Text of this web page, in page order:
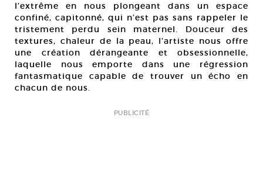
l’extrême en nous plongeant dans un espace
confiné, capitonné, qui n’est pas sans rappeler le
tristement perdu sein maternel. Douceur des
textures, chaleur de la peau, l’artiste nous offre
une création dérangeante et obsessionnelle,
laquelle nous emporte dans une régression
fantasmatique capable de trouver un écho en
chacun de nous.
PUBLICITÉ